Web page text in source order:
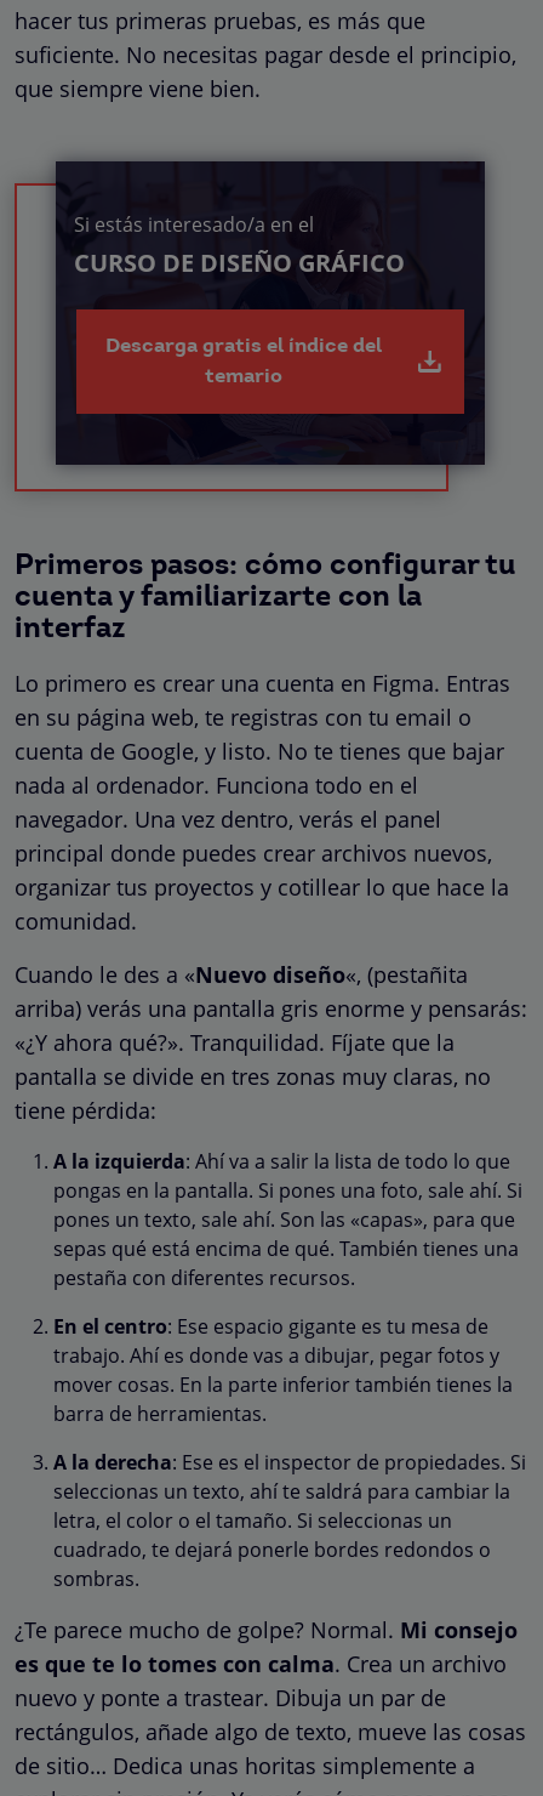
hacer tus primeras pruebas, es más que
suficiente. No necesitas pagar desde el principio,
que siempre viene bien.
Si estás interesado/a en el
CURSO DE DISEÑO GRÁFICO
Descarga gratis el índice del
temario
Primeros pasos: cómo configurar tu
cuenta y familiarizarte con la
interfaz
Lo primero es crear una cuenta en Figma. Entras
en su página web, te registras con tu email o
cuenta de Google, y listo. No te tienes que bajar
nada al ordenador. Funciona todo en el
navegador. Una vez dentro, verás el panel
principal donde puedes crear archivos nuevos,
organizar tus proyectos y cotillear lo que hace la
comunidad.
Cuando le des a «Nuevo diseño«, (pestañita
arriba) verás una pantalla gris enorme y pensarás:
«¿Y ahora qué?». Tranquilidad. Fíjate que la
pantalla se divide en tres zonas muy claras, no
tiene pérdida:
A la izquierda: Ahí va a salir la lista de todo lo que
pongas en la pantalla. Si pones una foto, sale ahí. Si
pones un texto, sale ahí. Son las «capas», para que
sepas qué está encima de qué. También tienes una
pestaña con diferentes recursos.
En el centro: Ese espacio gigante es tu mesa de
trabajo. Ahí es donde vas a dibujar, pegar fotos y
mover cosas. En la parte inferior también tienes la
barra de herramientas.
A la derecha: Ese es el inspector de propiedades. Si
seleccionas un texto, ahí te saldrá para cambiar la
letra, el color o el tamaño. Si seleccionas un
cuadrado, te dejará ponerle bordes redondos o
sombras.
¿Te parece mucho de golpe? Normal. Mi consejo
es que te lo tomes con calma. Crea un archivo
nuevo y ponte a trastear. Dibuja un par de
rectángulos, añade algo de texto, mueve las cosas
de sitio… Dedica unas horitas simplemente a